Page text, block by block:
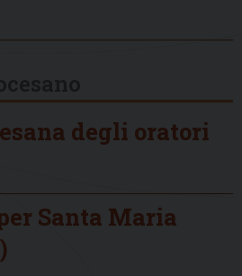
degli oratori
Santa Maria